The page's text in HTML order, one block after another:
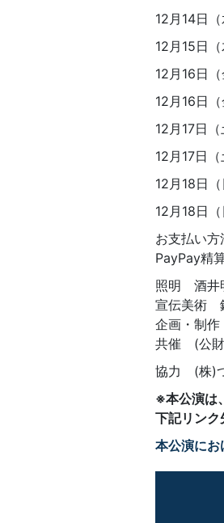
12月14日
12月15日
12月16日
12月16日
12月17日
12月17日
12月18日
12月18日
お支払い方
PayPay精
照明 酒井
宣伝美術
企画・制
共催 (公財
協力 (株)
※本公演は
下記リンク
本公演に